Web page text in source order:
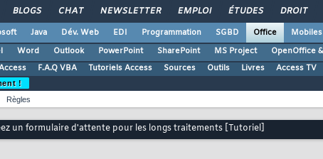
BLOGS CHAT NEWSLETTER EMPLOI ÉTUDES DROIT
Java Dév. Web EDI Programmation SGBD Office
Mobiles
Word Outlook PowerPoint SharePoint MS Project
OpenOffice
F.A.Q VBA Tutoriels Access Sources Outils Livres Access TV
!
Règles
un formulaire d'attente pour les longs traitements [Tutoriel]